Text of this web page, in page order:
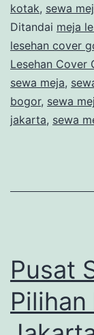
kotak, sewa
Ditandai meja
lesehan cover
Lesehan Cover
sewa meja,
bogor, sewa
jakarta, sewa
Pusat